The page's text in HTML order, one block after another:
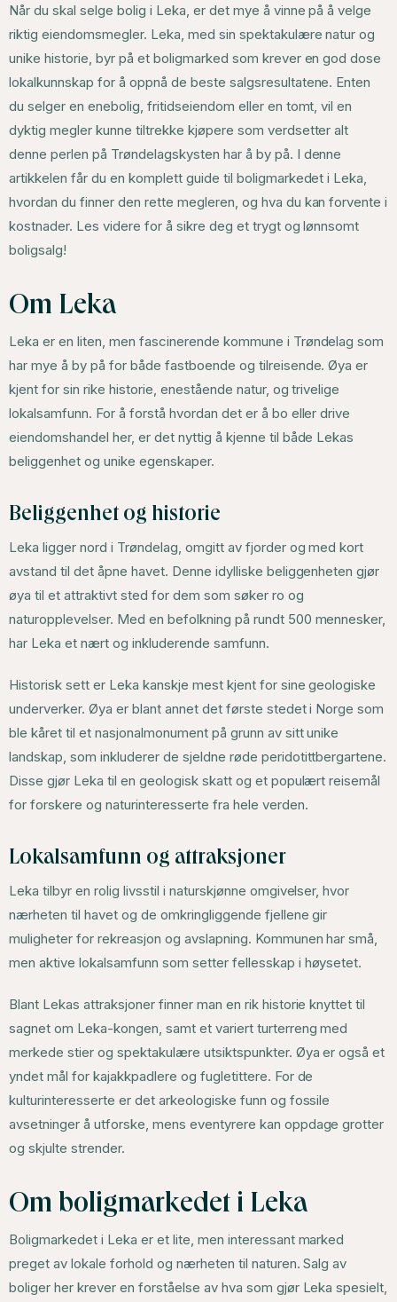
Når du skal selge bolig i Leka, er det mye å vinne på å velge
riktig eiendomsmegler. Leka, med sin spektakulære natur og
unike historie, byr på et boligmarked som krever en god dose
lokalkunnskap for å oppnå de beste salgsresultatene. Enten
du selger en enebolig, fritidseiendom eller en tomt, vil en
dyktig megler kunne tiltrekke kjøpere som verdsetter alt
denne perlen på Trøndelagskysten har å by på. I denne
artikkelen får du en komplett guide til boligmarkedet i Leka,
hvordan du finner den rette megleren, og hva du kan forvente i
kostnader. Les videre for å sikre deg et trygt og lønnsomt
boligsalg!
Om Leka
Leka er en liten, men fascinerende kommune i Trøndelag som
har mye å by på for både fastboende og tilreisende. Øya er
kjent for sin rike historie, enestående natur, og trivelige
lokalsamfunn. For å forstå hvordan det er å bo eller drive
eiendomshandel her, er det nyttig å kjenne til både Lekas
beliggenhet og unike egenskaper.
Beliggenhet og historie
Leka ligger nord i Trøndelag, omgitt av fjorder og med kort
avstand til det åpne havet. Denne idylliske beliggenheten gjør
øya til et attraktivt sted for dem som søker ro og
naturopplevelser. Med en befolkning på rundt 500 mennesker,
har Leka et nært og inkluderende samfunn.
Historisk sett er Leka kanskje mest kjent for sine geologiske
underverker. Øya er blant annet det første stedet i Norge som
ble kåret til et nasjonalmonument på grunn av sitt unike
landskap, som inkluderer de sjeldne røde peridotittbergartene.
Disse gjør Leka til en geologisk skatt og et populært reisemål
for forskere og naturinteresserte fra hele verden.
Lokalsamfunn og attraksjoner
Leka tilbyr en rolig livsstil i naturskjønne omgivelser, hvor
nærheten til havet og de omkringliggende fjellene gir
muligheter for rekreasjon og avslapning. Kommunen har små,
men aktive lokalsamfunn som setter fellesskap i høysetet.
Blant Lekas attraksjoner finner man en rik historie knyttet til
sagnet om Leka-kongen, samt et variert turterreng med
merkede stier og spektakulære utsiktspunkter. Øya er også et
yndet mål for kajakkpadlere og fugletittere. For de
kulturinteresserte er det arkeologiske funn og fossile
avsetninger å utforske, mens eventyrere kan oppdage grotter
og skjulte strender.
Om boligmarkedet i Leka
Boligmarkedet i Leka er et lite, men interessant marked
preget av lokale forhold og nærheten til naturen. Salg av
boliger her krever en forståelse av hva som gjør Leka spesielt,